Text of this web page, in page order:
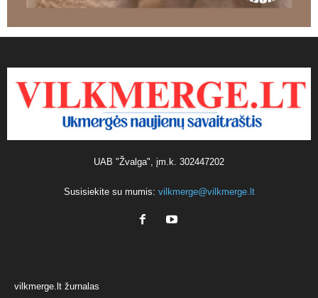
UAB "Žvalga", įm.k. 302447202
Susisiekite su mumis: vilkmerge@vilkmerge.lt
vilkmerge.lt žurnalas